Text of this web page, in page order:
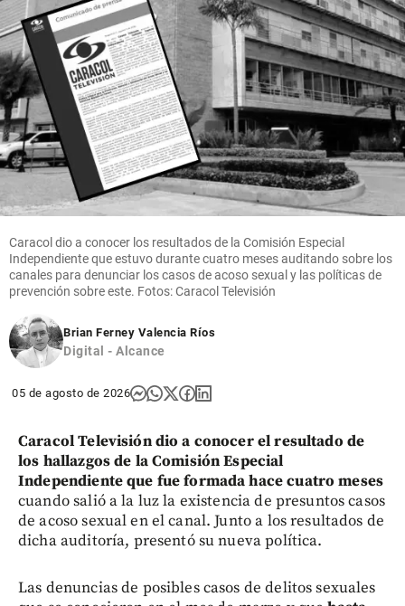
Caracol dio a conocer los resultados de la Comisión Especial
Independiente que estuvo durante cuatro meses auditando sobre los
canales para denunciar los casos de acoso sexual y las políticas de
prevención sobre este. Fotos: Caracol Televisión
Brian Ferney Valencia Ríos
Digital - Alcance
05 de agosto de 2026
Caracol Televisión dio a conocer el resultado de
los hallazgos de la Comisión Especial
Independiente que fue formada hace cuatro meses
cuando salió a la luz la existencia de presuntos casos
de acoso sexual en el canal. Junto a los resultados de
dicha auditoría, presentó su nueva política.
Las denuncias de posibles casos de delitos sexuales